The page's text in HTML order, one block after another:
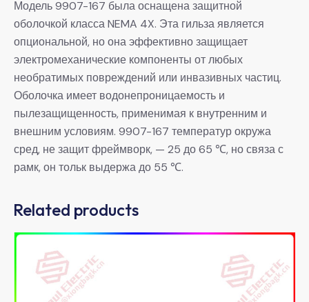
Модель 9907-167 была оснащена защитной
оболочкой класса NEMA 4X. Эта гильза является
опциональной, но она эффективно защищает
электромеханические компоненты от любых
необратимых повреждений или инвазивных частиц.
Оболочка имеет водонепроницаемость и
пылезащищенность, применимая к внутренним и
внешним условиям. 9907-167 температур окружа
сред, не защит фреймворк, — 25 до 65 ℃, но связа с
рамк, он тольк выдержа до 55 ℃.
Related products